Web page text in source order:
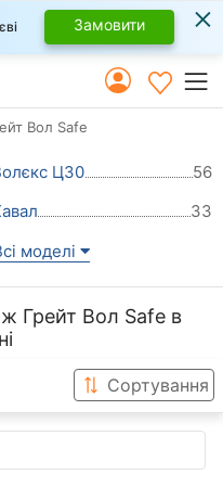
Замовити ×
Вол Safe
Ц30
56
33
моделі
Грейт Вол Safe в
Сортування